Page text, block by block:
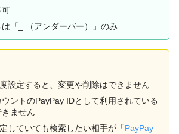
可
「_ （アンダーバー）」のみ
設定すると、変更や削除はできません
ントのPayPay IDとして利用されている
ません
していても検索したい相手が「PayPay